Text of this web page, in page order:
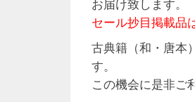
お届け致します。
セール抄目掲載品
古典籍（和・唐本
す。
この機会に是非ご